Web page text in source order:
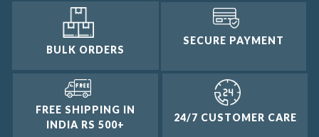
BULK ORDERS
SECURE PAYMENT
FREE SHIPPING IN
INDIA RS 500+
24/7 CUSTOMER CARE